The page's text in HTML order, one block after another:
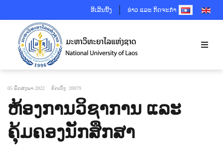
ອີເລີນນີ້ງ ຂ່າວ ແລະ ກິດຈະກຳSELECT YOUR
05 ພຶດສະພາ 2022 ກົດເບິ່ງ: 20079
ຫ້ອງການວິຊາການ ແລະ
ຄຸ້ມຄອງນັກສຶກສາ